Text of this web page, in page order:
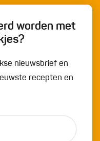
worden met
nieuwsbrief en
recepten en